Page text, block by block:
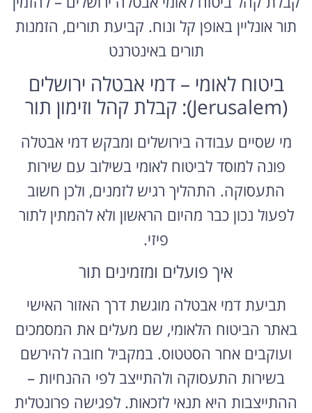
תור אונליין באופן קל ונוח. קביעת תורים, הזמנות
תורים באינטרנט
ביטוח לאומי – דמי אבטלה ירושלים
(Jerusalem): קבלת קהל וזימון תור
מי שסיים עבודה בירושלים ומבקש דמי אבטלה
פונה למוסד לביטוח לאומי בשילוב עם שירות
התעסוקה. התהליך רגיש לזמנים, ולכן חשוב
לפעול נכון כבר מהיום הראשון ולא להמתין לתור
פיזי.
איך פועלים ומזמינים תור
תביעת דמי אבטלה מוגשת דרך האזור האישי
באתר הביטוח הלאומי, שם מעלים את המסמכים
ועוקבים אחר הסטטוס. במקביל חובה להירשם
בשירות התעסוקה ולהתייצב לפי ההנחיות –
ההתייצבות היא תנאי לזכאות. לפגישה פרונטלית